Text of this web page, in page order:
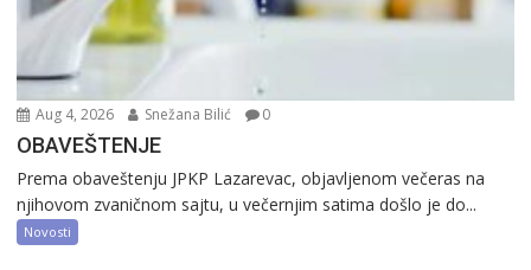
Aug 4, 2026 Snežana Bilić 0
OBAVEŠTENJE
Prema obaveštenju JPKP Lazarevac, objavljenom večeras na
njihovom zvaničnom sajtu, u večernjim satima došlo je do...
Novosti